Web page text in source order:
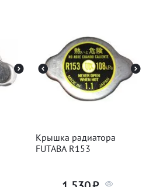
Крышка радиатора
FUTABA R153